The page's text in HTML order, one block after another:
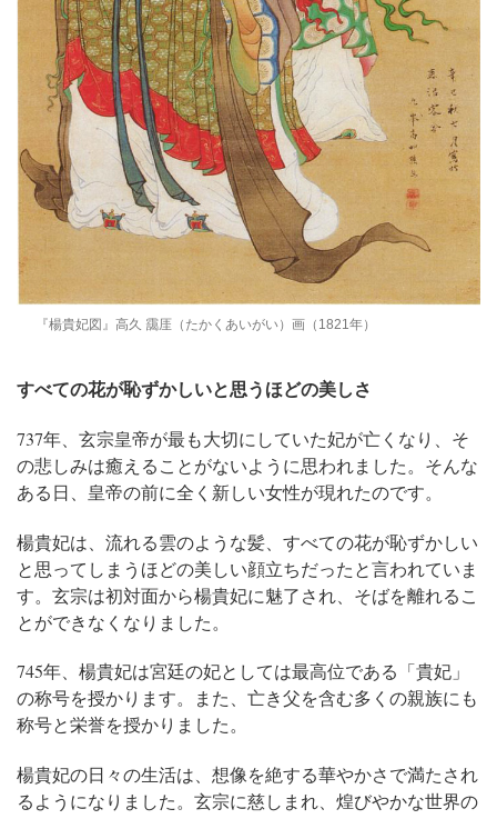
『楊貴妃図』高久 靄厓（たかくあいがい）画（1821年）
すべての花が恥ずかしいと思うほどの美しさ
737年、玄宗皇帝が最も大切にしていた妃が亡くなり、そ
の悲しみは癒えることがないように思われました。そんな
ある日、皇帝の前に全く新しい女性が現れたのです。
楊貴妃は、流れる雲のような髪、すべての花が恥ずかしい
と思ってしまうほどの美しい顔立ちだったと言われていま
す。玄宗は初対面から楊貴妃に魅了され、そばを離れるこ
とができなくなりました。
745年、楊貴妃は宮廷の妃としては最高位である「貴妃」
の称号を授かります。また、亡き父を含む多くの親族にも
称号と栄誉を授かりました。
楊貴妃の日々の生活は、想像を絶する華やかさで満たされ
るようになりました。玄宗に慈しまれ、煌びやかな世界の